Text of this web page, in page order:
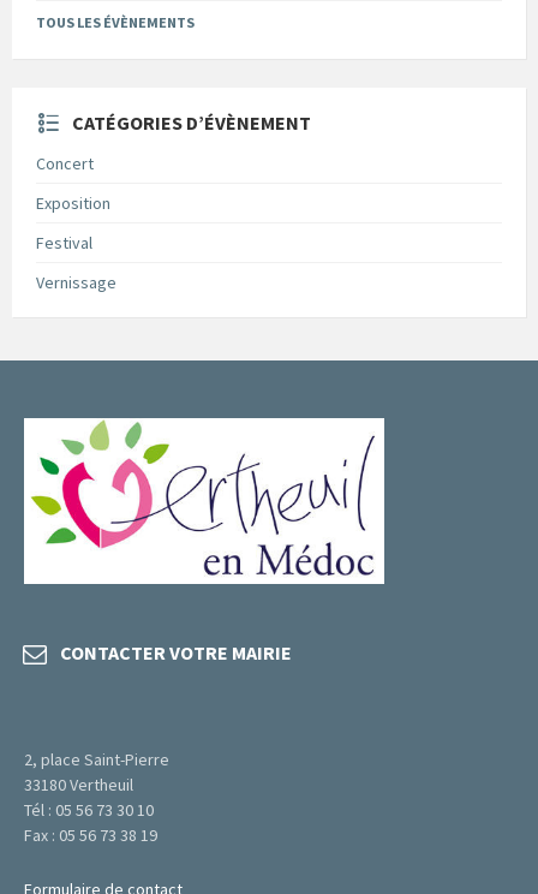
TOUS LES ÉVÈNEMENTS
CATÉGORIES D’ÉVÈNEMENT
Concert
Exposition
Festival
Vernissage
CONTACTER VOTRE MAIRIE
2, place Saint-Pierre
33180 Vertheuil
Tél : 05 56 73 30 10
Fax : 05 56 73 38 19
Formulaire de contact